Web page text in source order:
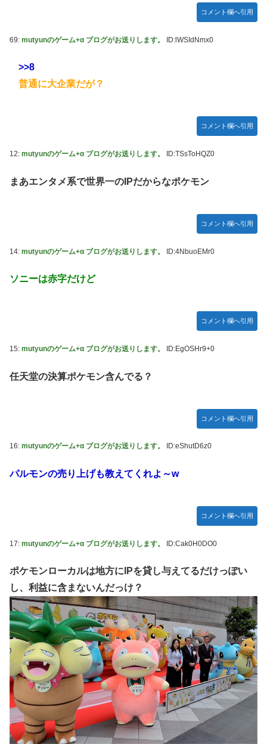
コメント欄へ引用
69: mutyunのゲーム+α ブログがお送りします。 ID:lWSIdNmx0
>>8
普通に大企業だが？
コメント欄へ引用
12: mutyunのゲーム+α ブログがお送りします。 ID:TSsToHQZ0
まあエンタメ系で世界一のIPだからなポケモン
コメント欄へ引用
14: mutyunのゲーム+α ブログがお送りします。 ID:4NbuoEMr0
ソニーは赤字だけど
コメント欄へ引用
15: mutyunのゲーム+α ブログがお送りします。 ID:EgOSHr9+0
任天堂の決算ポケモン含んでる？
コメント欄へ引用
16: mutyunのゲーム+α ブログがお送りします。 ID:eShutD6z0
パルモンの売り上げも教えてくれよ～w
コメント欄へ引用
17: mutyunのゲーム+α ブログがお送りします。 ID:Cak0H0DO0
ポケモンローカルは地方にIPを貸し与えてるだけっぽい
し、利益に含まないんだっけ？